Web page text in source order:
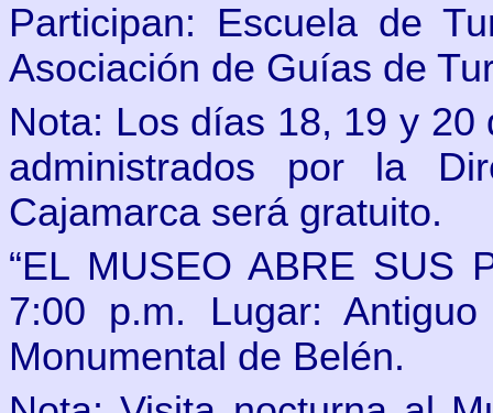
Participan: Escuela de
Asociación de Guías de
Nota: Los días 18, 19 y
administrados por la
Cajamarca será gratuito.
“EL MUSEO ABRE SUS
7:00 p.m. Lugar:
Monumental de Belén.